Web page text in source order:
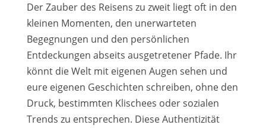
Der Zauber des Reisens zu zweit liegt oft in den
klei­nen Momenten, den uner­war­te­ten
Begegnungen und den per­sön­li­chen
Entdeckungen abseits aus­ge­tre­te­ner Pfade. Ihr
könnt die Welt mit eige­nen Augen sehen und
eure eige­nen Geschichten schrei­ben, ohne den
Druck, bestimm­ten Klischees oder sozia­len
Trends zu ent­spre­chen. Diese Authentizität